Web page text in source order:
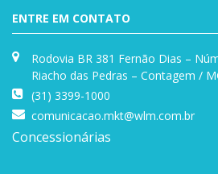
ENTRE EM CONTATO
Rodovia BR 381 Fernão Dias –
Riacho das Pedras – Contagem /
(31) 3399-1000
comunicacao.mkt@wlm.com.br
Concessionárias